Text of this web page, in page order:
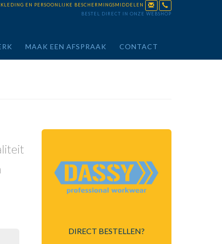
EN PERSOONLIJKE BESCHERMINGSMIDDELEN
BESTEL DIRECT IN ONZE WEBSHOP
MAAK EEN AFSPRAAK CONTACT
DIRECT BESTELLEN?